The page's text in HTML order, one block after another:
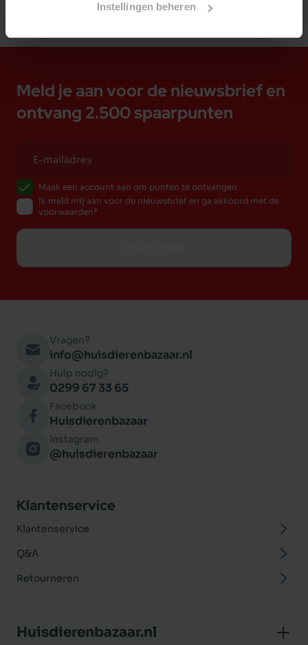
Instellingen beheren
Meld je aan voor de nieuwsbrief en
ontvang 2.500 spaarpunten
Maak een account aan om punten te ontvangen
Ik meld mij aan voor de nieuwsbrief en ga akkoord met de
voorwaarden
Vragen?
info@huisdierenbazaar.nl
Hulp nodig?
0299 67 33 65
Facebook
Huisdierenbazaar
Instagram
@huisdierenbazaar
Klantenservice
Klantenservice
Q&A
Retourneren
Huisdierenbazaar.nl